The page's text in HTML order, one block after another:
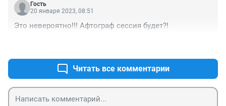
Гость
20 января 2023, 08:51
Это невероятно!!! Афтограф сессия будет?!
Читать все комментарии